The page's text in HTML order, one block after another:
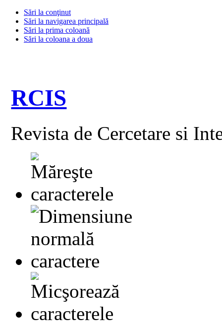
Sări la conţinut
Sări la navigarea principală
Sări la prima coloană
Sări la coloana a doua
RCIS
Revista de Cercetare si